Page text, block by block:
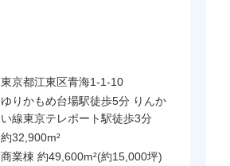
東京都江東区青海1-1-10
ゆりかもめ台場駅徒歩5分 りんか
い線東京テレポート駅徒歩3分
約32,900m²
商業棟 約49,600m²(約15,000坪)